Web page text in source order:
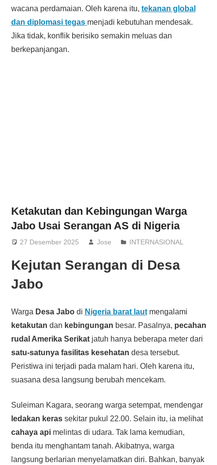
wacana perdamaian. Oleh karena itu, tekanan global
dan diplomasi tegas menjadi kebutuhan mendesak.
Jika tidak, konflik berisiko semakin meluas dan
berkepanjangan.
Ketakutan dan Kebingungan Warga
Jabo Usai Serangan AS di Nigeria
27 Desember 2025 Jose INTERNASIONAL
Kejutan Serangan di Desa
Jabo
Warga Desa Jabodi Nigeria barat lautmengalami
ketakutan dan kebingungan besar. Pasalnya, pecahan
rudal Amerika Serikatjatuh hanya beberapa meter dari
satu-satunya fasilitas kesehatan desa tersebut.
Peristiwa ini terjadi pada malam hari. Oleh karena itu,
suasana desa langsung berubah mencekam.
Suleiman Kagara, seorang warga setempat, mendengar
ledakan kerassekitar pukul 22.00. Selain itu, ia melihat
cahaya apimelintas di udara. Tak lama kemudian,
benda itu menghantam tanah. Akibatnya, warga
langsung berlarian menyelamatkan diri. Bahkan, banyak